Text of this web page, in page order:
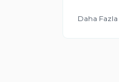
Daha Fazla